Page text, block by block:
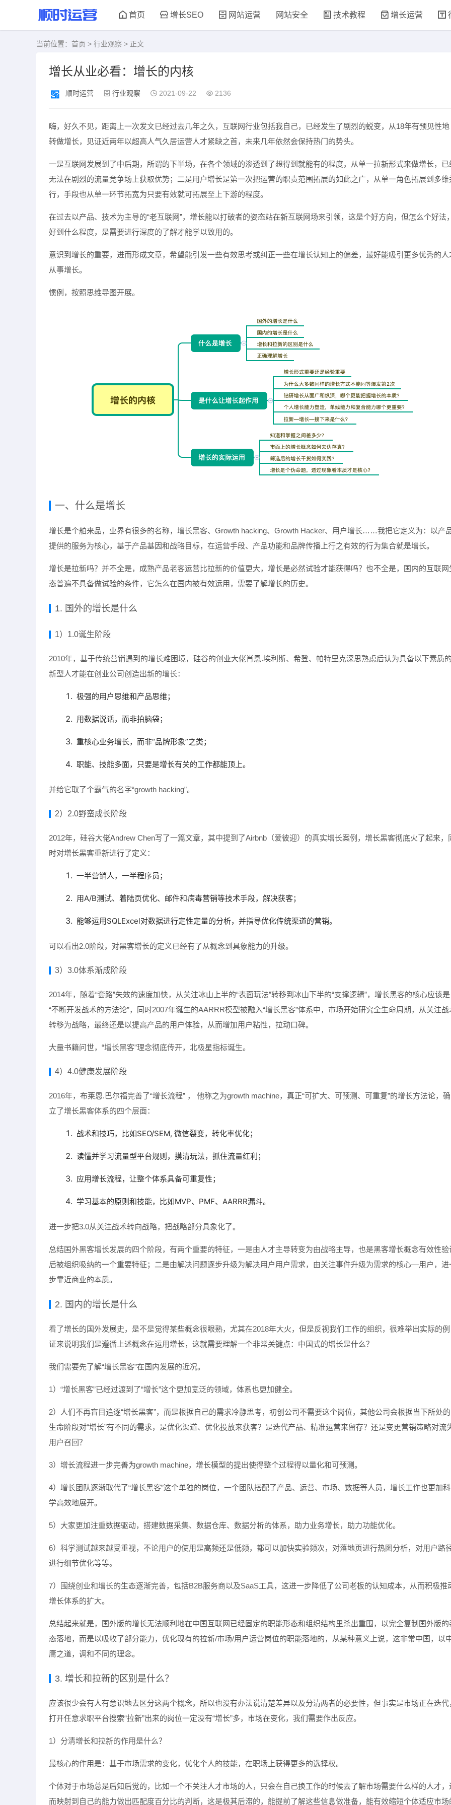
首页 增长SEO 网站运营 网站安全 技术教程 增长运营
当前位置： 首页 > 行业观察 > 正文
增长从业必看：增长的内核
顺时运营 行业观察 2021-09-22 2136
嗨，好久不见，距离上一次发文已经过去几年之久，互联网行业包括我自己，已经发生了剧烈的蜕变，从18年有预见性地
转做增长，见证近两年以超高人气久居运营人才紧缺之首，未来几年依然会保持热门的势头。
一是互联网发展到了中后期，所谓的下半场，在各个领域的渗透到了想得到就能有的程度，从单一拉新形式来做增长，已
无法在剧烈的流量竞争场上获取优势；二是用户增长是第一次把运营的职责范围拓展的如此之广，从单一角色拓展到多维
行，手段也从单一环节拓宽为只要有效就可拓展至上下游的程度。
在过去以产品、技术为主导的“老互联网”，增长能以打破者的姿态站在新互联网场来引领，这是个好方向，但怎么个好法
好到什么程度，是需要进行深度的了解才能学以致用的。
意识到增长的重要，进而形成文章，希望能引发一些有效思考或纠正一些在增长认知上的偏差，最好能吸引更多优秀的人
从事增长。
惯例，按照思维导图开展。
一、什么是增长
增长是个舶来品，业界有很多的名称，增长黑客、Growth hacking、Growth Hacker、用户增长……我把它定义为：以产
提供的服务为核心，基于产品基因和战略目标，在运营手段、产品功能和品牌传播上行之有效的行为集合就是增长。
增长是拉新吗？并不全是，成熟产品老客运营比拉新的价值更大，增长是必然试验才能获得吗？也不全是，国内的互联网
态普遍不具备做试验的条件，它怎么在国内被有效运用，需要了解增长的历史。
1. 国外的增长是什么
1）1.0诞生阶段
2010年，基于传统营销遇到的增长难困境，硅谷的创业大佬肖恩.埃利斯、希登、帕特里克深思熟虑后认为具备以下素质
新型人才能在创业公司创造出新的增长：
极强的用户思维和产品思维；
用数据说话，而非拍脑袋；
重核心业务增长，而非“品牌形象”之类；
职能、技能多面，只要是增长有关的工作都能顶上。
并给它取了个霸气的名字“growth hacking”。
2）2.0野蛮成长阶段
2012年，硅谷大佬Andrew Chen写了一篇文章，其中提到了Airbnb（爱彼迎）的真实增长案例，增长黑客彻底火了起来，
时对增长黑客重新进行了定义：
一半营销人，一半程序员；
用A/B测试、着陆页优化、邮件和病毒营销等技术手段，解决获客；
能够运用SQLExcel对数据进行定性定量的分析，并指导优化传统渠道的营销。
可以看出2.0阶段，对黑客增长的定义已经有了从概念到具象能力的升级。
3）3.0体系渐成阶段
2014年，随着“套路”失效的速度加快，从关注冰山上半的“表面玩法”转移到冰山下半的“支撑逻辑”，增长黑客的核心应该是
“不断开发战术的方法论”，同时2007年诞生的AARRR模型被融入“增长黑客”体系中，市场开始研究全生命周期，从关注战
转移为战略，最终还是以提高产品的用户体验，从而增加用户粘性，拉动口碑。
大量书籍问世，“增长黑客”理念彻底传开，北极星指标诞生。
4）4.0健康发展阶段
2016年，布莱恩.巴尔福完善了“增长流程” ， 他称之为growth machine，真正“可扩大、可预测、可重复”的增长方法论，确
立了增长黑客体系的四个层面：
战术和技巧，比如SEO/SEM, 微信裂变，转化率优化；
读懂并学习流量型平台规则，摸清玩法，抓住流量红利；
应用增长流程，让整个体系具备可重复性；
学习基本的原则和技能，比如MVP、PMF、AARRR漏斗。
进一步把3.0从关注战术转向战略，把战略部分具象化了。
总结国外黑客增长发展的四个阶段，有两个重要的特征，一是由人才主导转变为由战略主导，也是黑客增长概念有效性验
后被组织吸纳的一个重要特征；二是由解决问题逐步升级为解决用户用户需求，由关注事件升级为需求的核心—用户，进
步靠近商业的本质。
2. 国内的增长是什么
看了增长的国外发展史，是不是觉得某些概念很眼熟，尤其在2018年大火，但是反视我们工作的组织，很难举出实际的例
证来说明我们是遵循上述概念在运用增长，这就需要理解一个非常关键点：中国式的增长是什么？
我们需要先了解“增长黑客”在国内发展的近况。
1）“增长黑客”已经过渡到了“增长”这个更加宽泛的领域，体系也更加健全。
2）人们不再盲目追逐“增长黑客”，而是根据自己的需求冷静思考，初创公司不需要这个岗位，其他公司会根据当下所处的
生命阶段对“增长”有不同的需求，是优化渠道、优化投放来获客？是迭代产品、精准运营来留存？还是变更营销策略对流
用户召回？
3）增长流程进一步完善为growth machine，增长模型的提出使得整个过程得以量化和可预测。
4）增长团队逐渐取代了“增长黑客”这个单独的岗位，一个团队搭配了产品、运营、市场、数据等人员，增长工作也更加科
学高效地展开。
5）大家更加注重数据驱动，搭建数据采集、数据仓库、数据分析的体系，助力业务增长，助力功能优化。
6）科学测试越来越受重视，不论用户的使用是高频还是低频，都可以加快实验频次，对落地页进行热图分析，对用户路
进行细节优化等等。
7）围绕创业和增长的生态逐渐完善，包括B2B服务商以及SaaS工具，这进一步降低了公司老板的认知成本，从而积极推
增长体系的扩大。
总结起来就是，国外版的增长无法顺利地在中国互联网已经固定的职能形态和组织结构里杀出重围，以完全复制国外版的
态落地，而是以吸收了部分能力，优化现有的拉新/市场/用户运营岗位的职能落地的，从某种意义上说，这非常中国，以
庸之道，调和不同的理念。
3. 增长和拉新的区别是什么？
应该很少会有人有意识地去区分这两个概念，所以也没有办法说清楚差异以及分清两者的必要性，但事实是市场正在迭代
打开任意求职平台搜索“拉新”出来的岗位一定没有“增长”多，市场在变化，我们需要作出反应。
1）分清增长和拉新的作用是什么？
最核心的作用是：基于市场需求的变化，优化个人的技能，在职场上获得更多的选择权。
个体对于市场总是后知后觉的，比如一个不关注人才市场的人，只会在自己换工作的时候去了解市场需要什么样的人才，
而映射到自己的能力做出匹配度百分比的判断，这是极其后滞的，能提前了解这些信息做准备，能有效缩短个体适应市场